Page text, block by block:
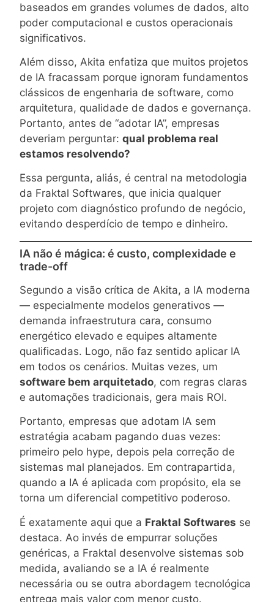
baseados em grandes volumes de dados, alto
poder computacional e custos operacionais
significativos.
Além disso, Akita enfatiza que muitos projetos
de IA fracassam porque ignoram fundamentos
clássicos de engenharia de software, como
arquitetura, qualidade de dados e governança.
Portanto, antes de “adotar IA”, empresas
deveriam perguntar: qual problema real
estamos resolvendo?
Essa pergunta, aliás, é central na metodologia
da Fraktal Softwares, que inicia qualquer
projeto com diagnóstico profundo de negócio,
evitando desperdício de tempo e dinheiro.
IA não é mágica: é custo, complexidade e
trade-off
Segundo a visão crítica de Akita, a IA moderna
— especialmente modelos generativos —
demanda infraestrutura cara, consumo
energético elevado e equipes altamente
qualificadas. Logo, não faz sentido aplicar IA
em todos os cenários. Muitas vezes, um
software bem arquitetado, com regras claras
e automações tradicionais, gera mais ROI.
Portanto, empresas que adotam IA sem
estratégia acabam pagando duas vezes:
primeiro pelo hype, depois pela correção de
sistemas mal planejados. Em contrapartida,
quando a IA é aplicada com propósito, ela se
torna um diferencial competitivo poderoso.
É exatamente aqui que a Fraktal Softwares se
destaca. Ao invés de empurrar soluções
genéricas, a Fraktal desenvolve sistemas sob
medida, avaliando se a IA é realmente
necessária ou se outra abordagem tecnológica
entrega mais valor com menor custo.